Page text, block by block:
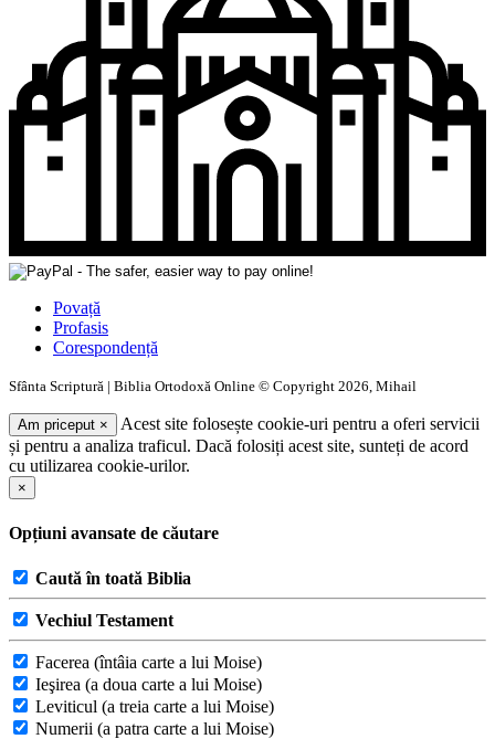
Povață
Profasis
Corespondență
Sfânta Scriptură | Biblia Ortodoxă Online © Copyright 2026, Mihail
Am priceput ×
Acest site folosește cookie-uri pentru a oferi servicii
și pentru a analiza traficul. Dacă folosiți acest site, sunteți de acord
cu utilizarea cookie-urilor.
×
Opțiuni avansate de căutare
Caută în toată Biblia
Vechiul Testament
Facerea (întâia carte a lui Moise)
Ieşirea (a doua carte a lui Moise)
Leviticul (a treia carte a lui Moise)
Numerii (a patra carte a lui Moise)